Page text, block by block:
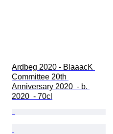
Ardbeg 2020 - BlaaacK
Committee 20th
Anniversary 2020  - b.
2020  - 70cl